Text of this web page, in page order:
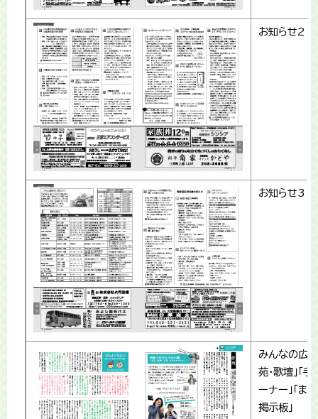
お知らせ2
お知らせ3
みんなの広場
苑・歌壇」「手
ーナー」「ま
掲示板」